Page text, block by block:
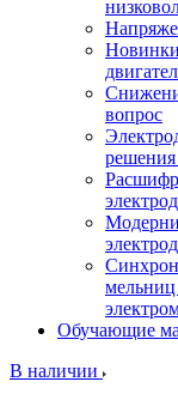
вопрос
решения
мельниц
Обучающие
В наличии